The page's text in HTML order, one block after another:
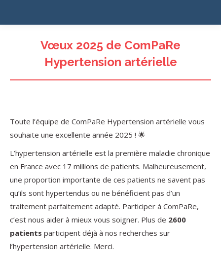
Vœux 2025 de ComPaRe
Hypertension artérielle
Toute l’équipe de ComPaRe Hypertension artérielle vous
souhaite une excellente année 2025 ! 🌟
L’hypertension artérielle est la première maladie chronique
en France avec 17 millions de patients. Malheureusement,
une proportion importante de ces patients ne savent pas
qu’ils sont hypertendus ou ne bénéficient pas d’un
traitement parfaitement adapté. Participer à ComPaRe,
c’est nous aider à mieux vous soigner. Plus de 2600
patients participent déjà à nos recherches sur
l’hypertension artérielle. Merci.